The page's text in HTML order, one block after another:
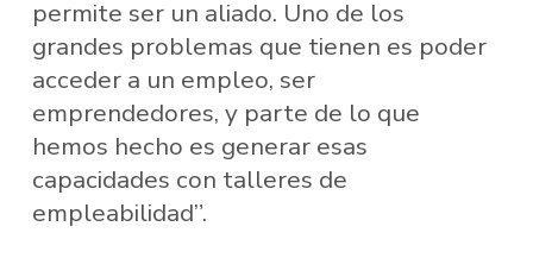
permite ser un aliado. Uno de los
grandes problemas que tienen es poder
acceder a un empleo, ser
emprendedores, y parte de lo que
hemos hecho es generar esas
capacidades con talleres de
empleabilidad”.